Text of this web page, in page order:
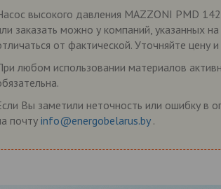
высокого давления MAZZONI PMD
заказать можно у компаний, указанных
от фактической. Уточняйте цену
любом использовании материалов
Вы заметили неточность или ошибку в
почтуinfo@energobelarus.by .